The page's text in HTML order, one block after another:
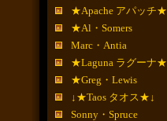
★Apache アパッチ★
★Al・Somers
Marc・Antia
★Laguna ラグーナ★
★Greg・Lewis
↓★Taos タオス★↓
Sonny・Spruce